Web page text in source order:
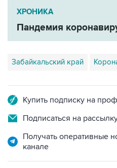
Пандемия
Забайкальский край
Подписаться на
Получать оперативные
НОВОСТИ ПО ТЕМЕ